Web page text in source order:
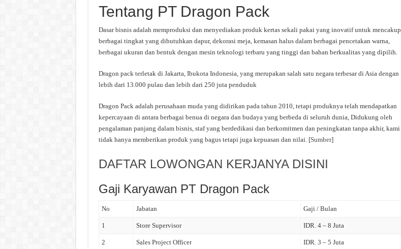
Tentang PT Dragon Pack
Dasar bisnis adalah memproduksi dan menyediakan produk kertas sekali pakai yang inovatif untuk mencakup
berbagai tingkat yang dibutuhkan dapur, dekorasi meja, kemasan halus dalam berbagai pencetakan warna,
berbagai ukuran dan bentuk dengan mesin teknologi terbaru yang tinggi dan bahan berkualitas yang dipilih.
Dragon pack terletak di Jakarta, Ibukota Indonesia, yang merupakan salah satu negara terbesar di Asia dengan
lebih dari 13.000 pulau dan lebih dari 250 juta penduduk
Dragon Pack adalah perusahaan muda yang didirikan pada tahun 2010, tetapi produknya telah mendapatkan
kepercayaan di antara berbagai benua di negara dan budaya yang berbeda di seluruh dunia, Didukung oleh
pengalaman panjang dalam bisnis, staf yang berdedikasi dan berkomitmen dan peningkatan tanpa akhir, kami
tidak hanya memberikan produk yang bagus tetapi juga kepuasan dan nilai. [Sumber]
DAFTAR LOWONGAN KERJANYA DISINI
Gaji Karyawan PT Dragon Pack
No Jabatan Gaji / Bulan
1 Store Supervisor IDR. 4 – 8 Juta
2 Sales Project Officer IDR. 3 – 5 Juta